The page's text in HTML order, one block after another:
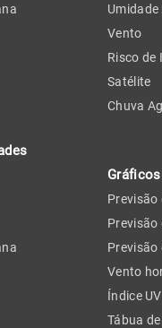
Vento
Risco de
Satélite
Chuva
Gráficos
Previsão
Previsão
Previsão
Vento
Índice UV
Tábua